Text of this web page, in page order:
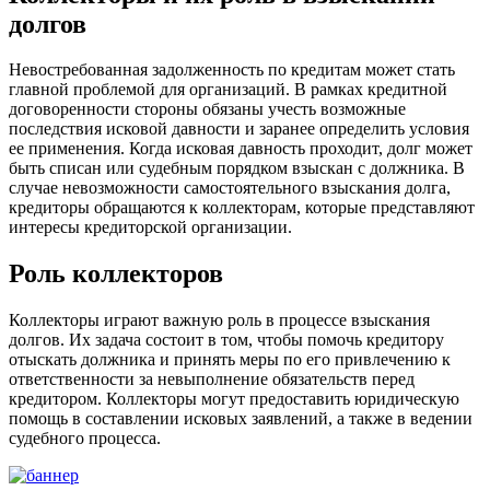
долгов
Невостребованная задолженность по кредитам может стать
главной проблемой для организаций. В рамках кредитной
договоренности стороны обязаны учесть возможные
последствия исковой давности и заранее определить условия
ее применения. Когда исковая давность проходит, долг может
быть списан или судебным порядком взыскан с должника. В
случае невозможности самостоятельного взыскания долга,
кредиторы обращаются к коллекторам, которые представляют
интересы кредиторской организации.
Роль коллекторов
Коллекторы играют важную роль в процессе взыскания
долгов. Их задача состоит в том, чтобы помочь кредитору
отыскать должника и принять меры по его привлечению к
ответственности за невыполнение обязательств перед
кредитором. Коллекторы могут предоставить юридическую
помощь в составлении исковых заявлений, а также в ведении
судебного процесса.